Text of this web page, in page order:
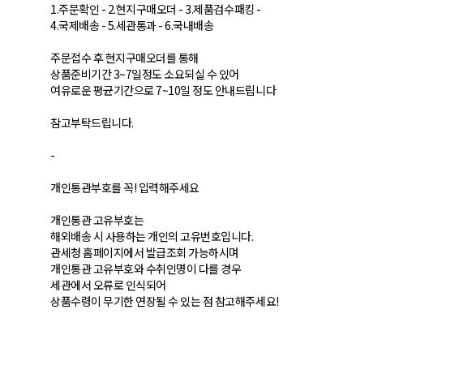
1.주문확인 - 2.현지구매오더 - 3.제품검수패킹 -
4.국제배송 - 5.세관통과 - 6.국내배송
주문접수 후 현지구매오더를 통해
상품준비기간 3~7일정도 소요되실 수 있어
여유로운 평균기간으로 7~10일 정도 안내드립니다
참고부탁드립니다.
-
개인통관부호를 꼭! 입력해주세요
개인통관 고유부호는
해외배송 시 사용하는 개인의 고유번호입니다.
관세청 홈페이지에서 발급조회 가능하시며
개인통관 고유부호와 수취인명이 다를 경우
세관에서 오류로 인식되어
상품수령이 무기한 연장될 수 있는 점 참고해주세요!